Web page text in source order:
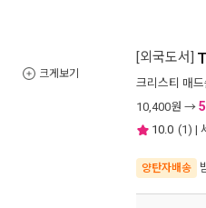
크게보기
[외국도서]
크리스티 매드
10,400원 →
10.0 (1) |
양탄자배송